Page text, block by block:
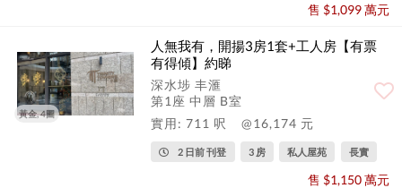
售 $1,099 萬元
黃金, 4圖
人無我有，開揚3房1套+工人房【有票
有得傾】約睇
深水埗 丰滙
第1座 中層 B室
實用: 711 呎
@16,174 元
2 日前 刊登 3 房 私人屋苑 長實
售 $1,150 萬元